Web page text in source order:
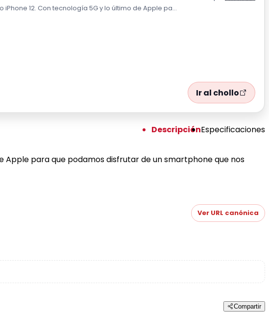
12. Con tecnología 5G y lo último de Apple pa...
Ir al chollo
DescripciónEspecificaciones
Apple para que podamos disfrutar de un smartphone que nos
Ver URL canónica
Compartir